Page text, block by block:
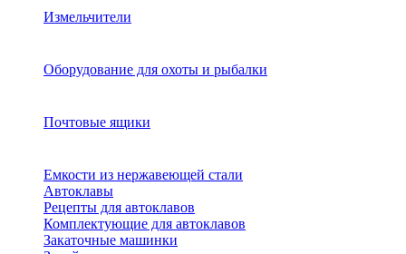
Измельчители
Оборудование для охоты и рыбалки
Почтовые ящики
Емкости из нержавеющей стали
Автоклавы
Рецепты для автоклавов
Комплектующие для автоклавов
Закаточные машинки